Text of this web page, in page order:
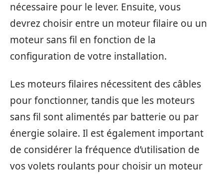
nécessaire pour le lever. Ensuite, vous
devrez choisir entre un moteur filaire ou un
moteur sans fil en fonction de la
configuration de votre installation.
Les moteurs filaires nécessitent des câbles
pour fonctionner, tandis que les moteurs
sans fil sont alimentés par batterie ou par
énergie solaire. Il est également important
de considérer la fréquence d’utilisation de
vos volets roulants pour choisir un moteur